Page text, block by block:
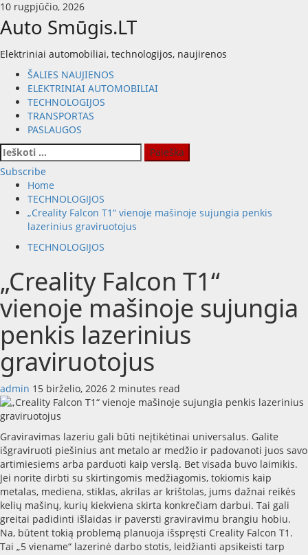
Skip
to
content
10 rugpjūčio, 2026
Auto Smūgis.LT
Elektriniai automobiliai, technologijos, naujirenos
Primary
Menu
ŠALIES NAUJIENOS
ELEKTRINIAI AUTOMOBILIAI
TECHNOLOGIJOS
TRANSPORTAS
PASLAUGOS
Ieškoti:
Subscribe
Home
TECHNOLOGIJOS
„Creality Falcon T1“ vienoje mašinoje sujungia penkis
lazerinius graviruotojus
TECHNOLOGIJOS
„Creality Falcon T1“
vienoje mašinoje sujungia
penkis lazerinius
graviruotojus
admin 15 birželio, 2026 2 minutes read
Graviravimas lazeriu gali būti neįtikėtinai universalus. Galite
išgraviruoti piešinius ant metalo ar medžio ir padovanoti juos savo
artimiesiems arba parduoti kaip verslą. Bet visada buvo laimikis.
Jei norite dirbti su skirtingomis medžiagomis, tokiomis kaip
metalas, mediena, stiklas, akrilas ar krištolas, jums dažnai reikės
kelių mašinų, kurių kiekviena skirta konkrečiam darbui. Tai gali
greitai padidinti išlaidas ir paversti graviravimu brangiu hobiu.
Na, būtent tokią problemą planuoja išspręsti Creality Falcon T1.
Tai „5 viename“ lazerinė darbo stotis, leidžianti apsikeisti tarp